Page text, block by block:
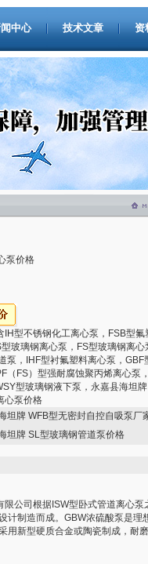
中心 技术文章 资
泵价格
IH型不锈钢化工离心泵，FSB型氟
玻璃钢离心泵，FS型玻璃钢离心
泵，IHF型衬氟塑料离心泵，GBF
（FS）型强耐腐蚀聚丙烯离心泵
型玻璃钢液下泵，永嘉县海坦
心泵价格
坦牌 WFB型无密封自控自吸泵厂
坦牌 SL型玻璃钢管道泵价格
公司根据ISW型卧式管道离心泵
计制造而成。GBW浓硫酸泵是理
新型硬质合金或陶瓷制成，耐磨